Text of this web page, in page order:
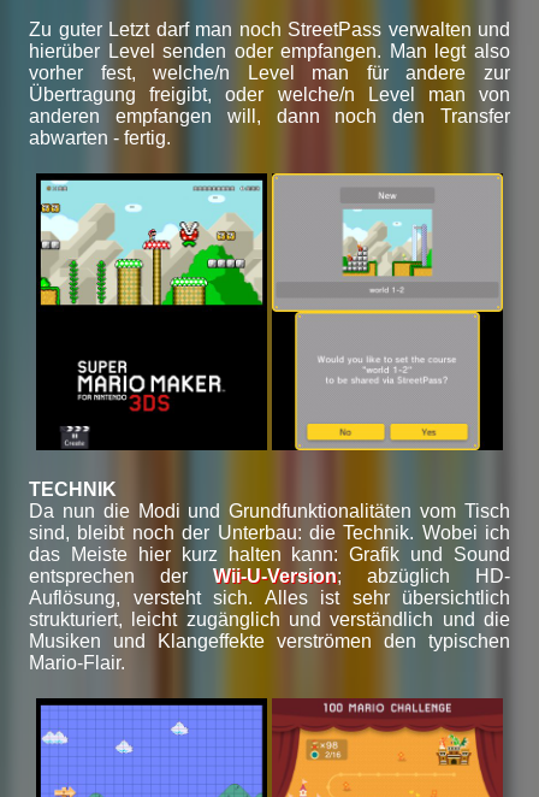
Zu guter Letzt darf man noch StreetPass verwalten und
hierüber Level senden oder empfangen. Man legt also
vorher fest, welche/n Level man für andere zur
Übertragung freigibt, oder welche/n Level man von
anderen empfangen will, dann noch den Transfer
abwarten - fertig.
TECHNIK
Da nun die Modi und Grundfunktionalitäten vom Tisch
sind, bleibt noch der Unterbau: die Technik. Wobei ich
das Meiste hier kurz halten kann: Grafik und Sound
entsprechen der Wii-U-Version; abzüglich HD-
Auflösung, versteht sich. Alles ist sehr übersichtlich
strukturiert, leicht zugänglich und verständlich und die
Musiken und Klangeffekte verströmen den typischen
Mario-Flair.